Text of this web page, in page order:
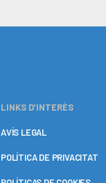
LINKS D’INTERÈS
AVÍS LEGAL
POLÍTICA DE PRIVACITAT